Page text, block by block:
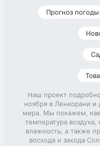
Прогноз
Наш проект
ноября в Ленкорани и
мира. Мы покажем, как
температура воздуха,
влажность, а также
восхода и захода